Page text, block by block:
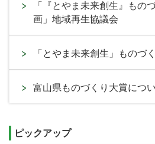
「『とやま未来創生』もの
画」地域再生協議会
「とやま未来創生」ものづ
富山県ものづくり大賞につ
ピックアップ